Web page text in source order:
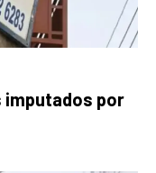
imputados por